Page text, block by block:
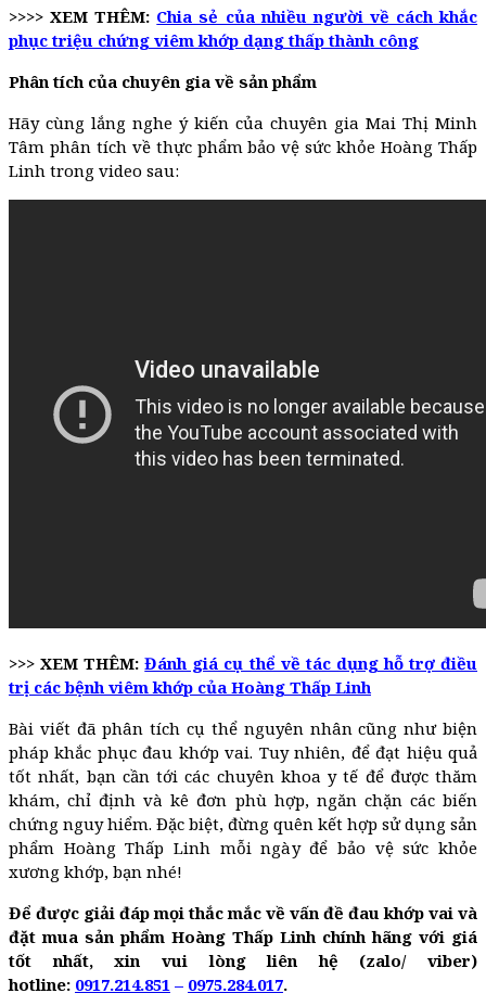
>>>> XEM THÊM: Chia sẻ của nhiều người về cách khắc
phục triệu chứng viêm khớp dạng thấp thành công
Phân tích của chuyên gia về sản phẩm
Hãy cùng lắng nghe ý kiến của chuyên gia Mai Thị Minh
Tâm phân tích về thực phẩm bảo vệ sức khỏe Hoàng Thấp
Linh trong video sau:
>>> XEM THÊM: Đánh giá cụ thể về tác dụng hỗ trợ điều
trị các bệnh viêm khớp của Hoàng Thấp Linh
Bài viết đã phân tích cụ thể nguyên nhân cũng như biện
pháp khắc phục đau khớp vai. Tuy nhiên, để đạt hiệu quả
tốt nhất, bạn cần tới các chuyên khoa y tế để được thăm
khám, chỉ định và kê đơn phù hợp, ngăn chặn các biến
chứng nguy hiểm. Đặc biệt, đừng quên kết hợp sử dụng sản
phẩm Hoàng Thấp Linh mỗi ngày để bảo vệ sức khỏe
xương khớp, bạn nhé!
Để được giải đáp mọi thắc mắc về vấn đề đau khớp vai và
đặt mua sản phẩm Hoàng Thấp Linh chính hãng với giá
tốt nhất, xin vui lòng liên hệ (zalo/ viber)
hotline: 0917.214.851 – 0975.284.017.